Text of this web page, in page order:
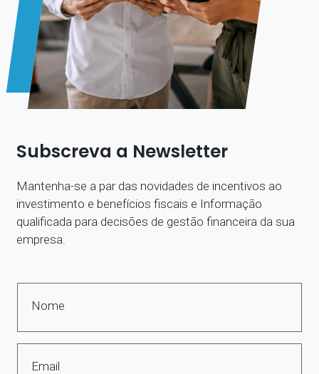
Subscreva a Newsletter
Mantenha-se a par das novidades de incentivos ao
investimento e benefícios fiscais e Informação
qualificada para decisões de gestão financeira da sua
empresa.
Nome
Email